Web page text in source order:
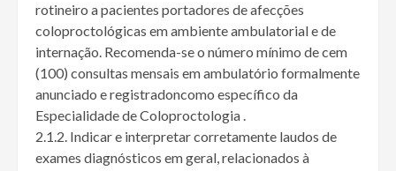
rotineiro a pacientes portadores de afecções
coloproctológicas em ambiente ambulatorial e de
internação. Recomenda-se o número mínimo de cem
(100) consultas mensais em ambulatório formalmente
anunciado e registradoncomo específico da
Especialidade de Coloproctologia .
2.1.2. Indicar e interpretar corretamente laudos de
exames diagnósticos em geral, relacionados à